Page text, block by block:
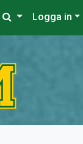
Logga in